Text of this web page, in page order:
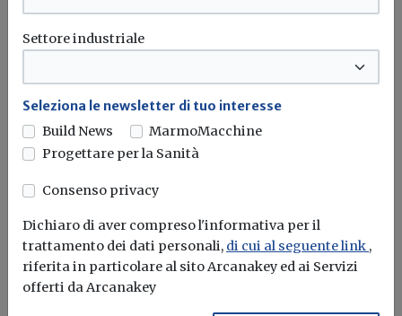
Attualità
condizionatori, carburanti e voli pesano
sui bilanci delle famiglie
gli effetti del caro...
Caro carburante Bolletta Caro bollette Condizionatori
Settore industriale
Seleziona le newsletter di tuo interesse
Build News
MarmoMacchine
Progettare per la Sanità
Consenso privacy
Dichiaro di aver compreso l'informativa per il
trattamento dei dati personali, di cui al seguente link ,
riferita in particolare al sito Arcanakey ed ai Servizi
offerti da Arcanakey